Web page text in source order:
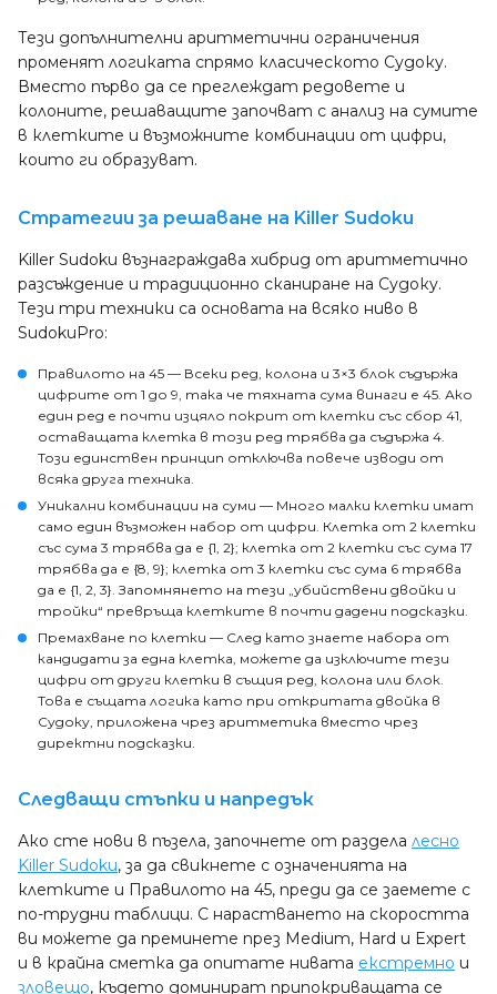
Тези допълнителни аритметични ограничения
променят логиката спрямо класическото Судоку.
Вместо първо да се преглеждат редовете и
колоните, решаващите започват с анализ на сумите
в клетките и възможните комбинации от цифри,
които ги образуват.
Стратегии за решаване на Killer Sudoku
Killer Sudoku възнаграждава хибрид от аритметично
разсъждение и традиционно сканиране на Судоку.
Тези три техники са основата на всяко ниво в
SudokuPro:
Правилото на 45 — Всеки ред, колона и 3×3 блок съдържа
цифрите от 1 до 9, така че тяхната сума винаги е 45. Ако
един ред е почти изцяло покрит от клетки със сбор 41,
оставащата клетка в този ред трябва да съдържа 4.
Този единствен принцип отключва повече изводи от
всяка друга техника.
Уникални комбинации на суми — Много малки клетки имат
само един възможен набор от цифри. Клетка от 2 клетки
със сума 3 трябва да е {1, 2}; клетка от 2 клетки със сума 17
трябва да е {8, 9}; клетка от 3 клетки със сума 6 трябва
да е {1, 2, 3}. Запомнянето на тези „убийствени двойки и
тройки“ превръща клетките в почти дадени подсказки.
Премахване по клетки — След като знаете набора от
кандидати за една клетка, можете да изключите тези
цифри от други клетки в същия ред, колона или блок.
Това е същата логика като при откритата двойка в
Судоку, приложена чрез аритметика вместо чрез
директни подсказки.
Следващи стъпки и напредък
Ако сте нови в пъзела, започнете от раздела лесно
Killer Sudoku, за да свикнете с означенията на
клетките и Правилото на 45, преди да се заемете с
по-трудни таблици. С нарастването на скоростта
ви можете да преминете през Medium, Hard и Expert
и в крайна сметка да опитате нивата екстремно и
зловещо, където доминират припокриващата се